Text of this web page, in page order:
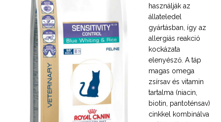
használják az
állateledel
gyártásban, így az
allergiás reakció
kockázata
elenyésző. A táp
magas omega
zsírsav és vitamin
tartalma (niacin,
biotin, pantoténsav)
cinkkel kombinálva